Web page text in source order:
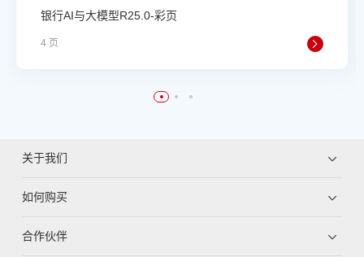
银行AI与大模型R25.0-彩页
4 页
关于我们
如何购买
合作伙伴